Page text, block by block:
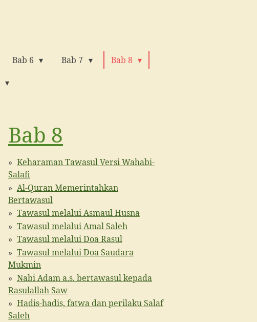
Bab 6 Bab 7
Bab 8
Bab 8
Keharaman Tawasul Versi Wahabi-
Salafi
Al-Quran Memerintahkan
Bertawasul
Tawasul melalui Asmaul Husna
Tawasul melalui Amal Saleh
Tawasul melalui Doa Rasul
Tawasul melalui Doa Saudara
Mukmin
Nabi Adam a.s. bertawasul kepada
Rasulallah Saw
Hadis-hadis, fatwa dan perilaku Salaf
Saleh